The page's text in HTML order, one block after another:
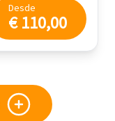
Desde
€ 110,00